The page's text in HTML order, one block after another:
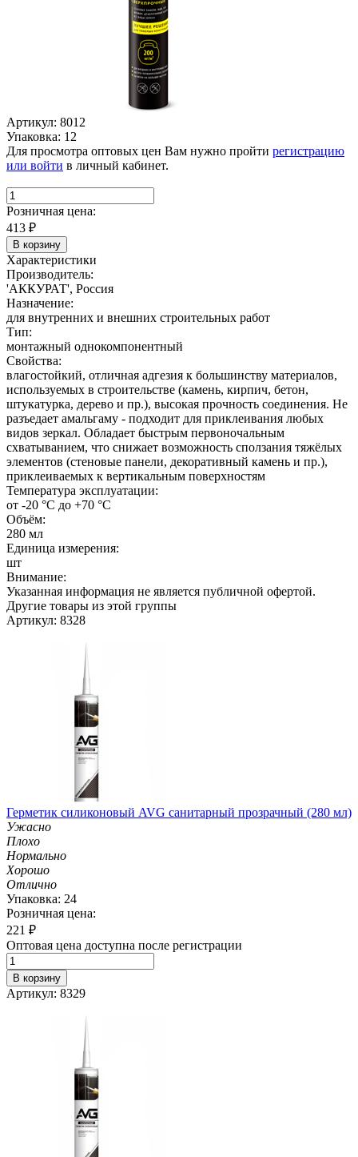
Артикул: 8012
Упаковка: 12
Для просмотра оптовых цен Вам нужно пройти регистрацию
или войти в личный кабинет.
Розничная цена:
413 ₽
В корзину
Характеристики
Производитель:
'АККУРАТ', Россия
Назначение:
для внутренних и внешних строительных работ
Тип:
монтажный однокомпонентный
Свойства:
влагостойкий, отличная адгезия к большинству материалов,
используемых в строительстве (камень, кирпич, бетон,
штукатурка, дерево и пр.), высокая прочность соединения. Не
разъедает амальгаму - подходит для приклеивания любых
видов зеркал. Обладает быстрым первоночальным
схватыванием, что снижает возможность сползания тяжёлых
элементов (стеновые панели, декоративный камень и пр.),
приклеиваемых к вертикальным поверхностям
Температура эксплуатации:
от -20 °С до +70 °С
Объём:
280 мл
Единица измерения:
шт
Внимание:
Указанная информация не является публичной офертой.
Другие товары из этой группы
Артикул: 8328
Герметик силиконовый AVG санитарный прозрачный (280 мл)
Ужасно
Плохо
Нормально
Хорошо
Отлично
Упаковка: 24
Розничная цена:
221 ₽
Оптовая цена доступна после регистрации
В корзину
Артикул: 8329